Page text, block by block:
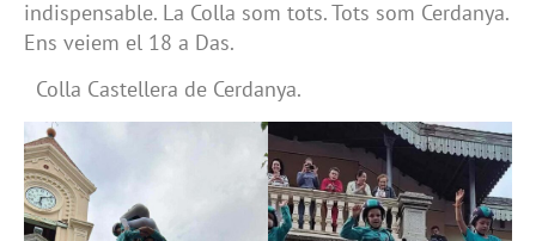
indispensable. La Colla som tots. Tots som Cerdanya.
Ens veiem el 18 a Das.
Colla Castellera de Cerdanya.